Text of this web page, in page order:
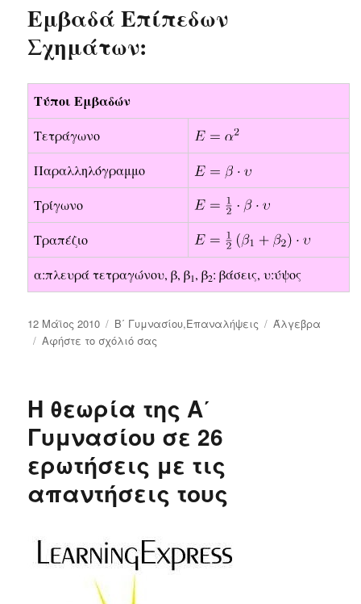
Εμβαδά Επίπεδων
Σχημάτων:
Τύποι Εμβαδών
Τετράγωνο
Παραλληλόγραμμο
Τρίγωνο
Τραπέζιο
α:πλευρά τετραγώνου, β, β1, β2: βάσεις, υ:ύψος
Δημοσιεύτηκε
την
12 Μάϊος 2010 Κατηγορίες
Β΄ Γυμνασίου,Επαναλήψεις Ετικέτες
Άλγεβρα
Αφήστε το σχόλιό σας
των
Μαθηματικών
της
Β΄
Γυμνασίου
Η θεωρία της Α΄
Γυμνασίου σε 26
ερωτήσεις με τις
απαντήσεις τους